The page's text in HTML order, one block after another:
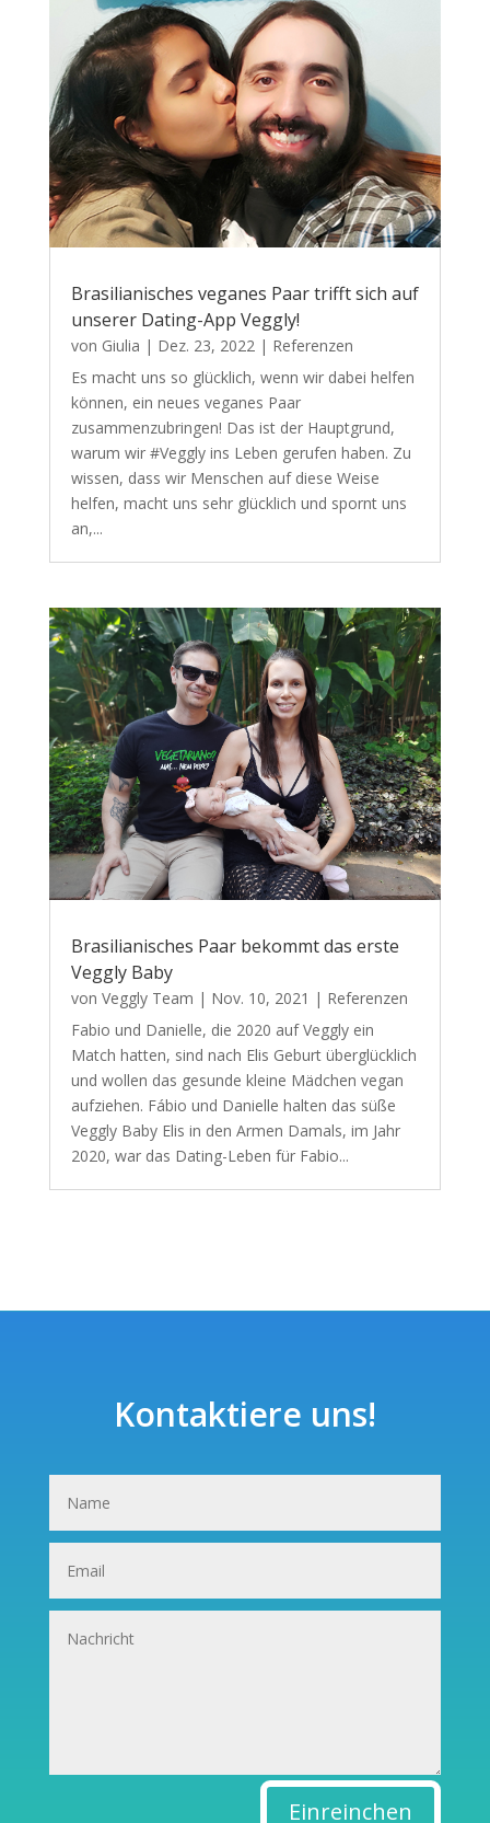
Brasilianisches veganes Paar trifft sich auf
unserer Dating-App Veggly!
von Giulia | Dez. 23, 2022| Referenzen
Es macht uns so glücklich, wenn wir dabei helfen
können, ein neues veganes Paar
zusammenzubringen! Das ist der Hauptgrund,
warum wir #Veggly ins Leben gerufen haben. Zu
wissen, dass wir Menschen auf diese Weise
helfen, macht uns sehr glücklich und spornt uns
an,...
Brasilianisches Paar bekommt das erste
Veggly Baby
von Veggly Team | Nov. 10, 2021 | Referenzen
Fabio und Danielle, die 2020 auf Veggly ein
Match hatten, sind nach Elis Geburt überglücklich
und wollen das gesunde kleine Mädchen vegan
aufziehen. Fábio und Danielle halten das süße
Veggly Baby Elis in den Armen Damals, im Jahr
2020, war das Dating-Leben für Fabio...
Kontaktiere uns!
Einreinchen